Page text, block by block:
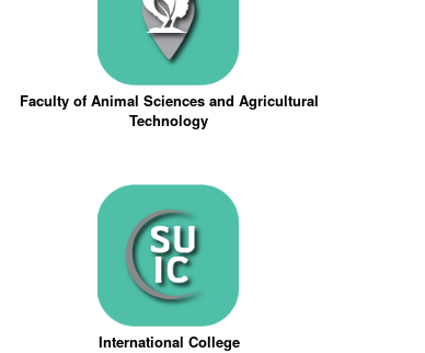
Faculty of Animal Sciences and Agricultural
Technology
International College